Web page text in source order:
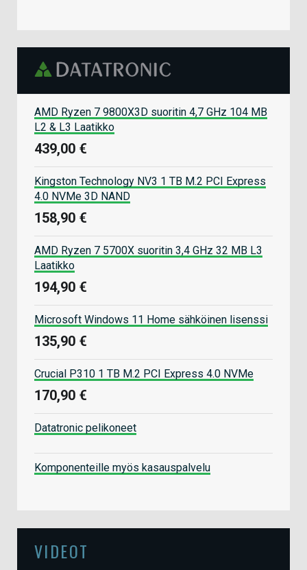
AMD Ryzen 7 9800X3D suoritin 4,7 GHz 104 MB
L2 & L3 Laatikko
439,00 €
Kingston Technology NV3 1 TB M.2 PCI Express
4.0 NVMe 3D NAND
158,90 €
AMD Ryzen 7 5700X suoritin 3,4 GHz 32 MB L3
Laatikko
194,90 €
Microsoft Windows 11 Home sähköinen lisenssi
135,90 €
Crucial P310 1 TB M.2 PCI Express 4.0 NVMe
170,90 €
Datatronic pelikoneet
Komponenteille myös kasauspalvelu
VIDEOT